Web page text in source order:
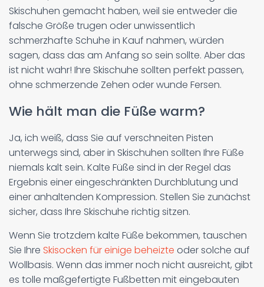
Skischuhen gemacht haben, weil sie entweder die
falsche Größe trugen oder unwissentlich
schmerzhafte Schuhe in Kauf nahmen, würden
sagen, dass das am Anfang so sein sollte. Aber das
ist nicht wahr! Ihre Skischuhe sollten perfekt passen,
ohne schmerzende Zehen oder wunde Fersen.
Wie hält man die Füße warm?
Ja, ich weiß, dass Sie auf verschneiten Pisten
unterwegs sind, aber in Skischuhen sollten Ihre Füße
niemals kalt sein. Kalte Füße sind in der Regel das
Ergebnis einer eingeschränkten Durchblutung und
einer anhaltenden Kompression. Stellen Sie zunächst
sicher, dass Ihre Skischuhe richtig sitzen.
Wenn Sie trotzdem kalte Füße bekommen, tauschen
Sie Ihre Skisocken für einige beheizte oder solche auf
Wollbasis. Wenn das immer noch nicht ausreicht, gibt
es tolle maßgefertigte Fußbetten mit eingebauten